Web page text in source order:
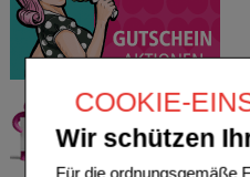
COOKIE-
Wir schützen
Für die ordnungsgemäße